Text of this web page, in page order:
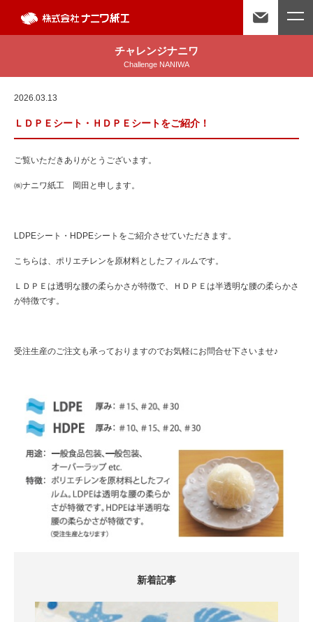
チャレンジナニワ
Challenge NANIWA
2026.03.13
ＬＤＰＥシート・ＨＤＰＥシートをご紹介！
ご覧いただきありがとうございます。
㈱ナニワ紙工 岡田と申します。
LDPEシート・HDPEシートをご紹介させていただきます。
こちらは、ポリエチレンを原材料としたフィルムです。
ＬＤＰＥは透明な腰の柔らかさが特徴で、ＨＤＰＥは半透明な腰の柔らかさ
が特徴です。
受注生産のご注文も承っておりますのでお気軽にお問合せ下さいませ♪
新着記事